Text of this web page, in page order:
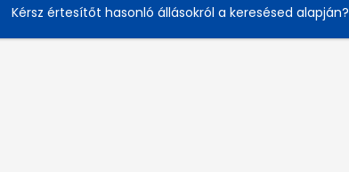
Kérsz értesítőt hasonló állásokról a keresésed alapján?